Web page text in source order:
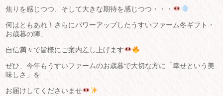
焦りを感じつつ、そして大きな期待を感じつつ・・・
何はともあれ！さらにパワーアップしたうすいファーム冬ギフト・
お歳暮の陣、
自信満々で皆様にご案内差し上げます
ぜひ、今年もうすいファームのお歳暮で大切な方に「幸せという美
味しさ」を
お届けしてくださいませ